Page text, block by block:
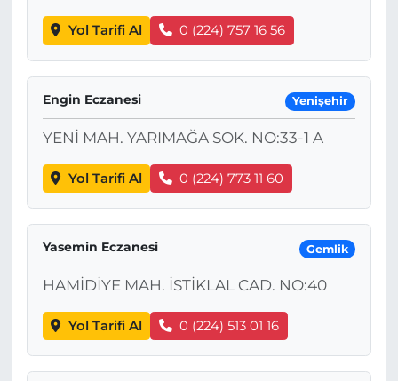
Yol Tarifi Al 0 (224) 757 16 56
Engin Eczanesi Yenişehir
YENİ MAH. YARIMAĞA SOK. NO:33-1 A
Yol Tarifi Al 0 (224) 773 11 60
Yasemin Eczanesi Gemlik
HAMİDİYE MAH. İSTİKLAL CAD. NO:40
Yol Tarifi Al 0 (224) 513 01 16